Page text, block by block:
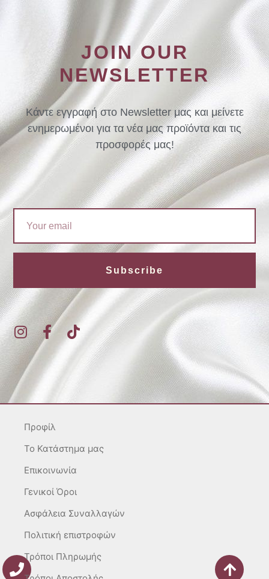
JOIN OUR
NEWSLETTER
Κάντε εγγραφή στο Newsletter μας και μείνετε
ενημερωμένοι για τα νέα μας προϊόντα και τις
προσφορές μας!
Subscribe
I
n
t
a
g
a
m
F
a
c
e
b
o
k
-
T
k
Προφίλ
To Κατάστημα μας
Επικοινωνία
Γενικοί Όροι
Ασφάλεια Συναλλαγών
Πολιτική επιστροφών
Τρόποι Πληρωμής